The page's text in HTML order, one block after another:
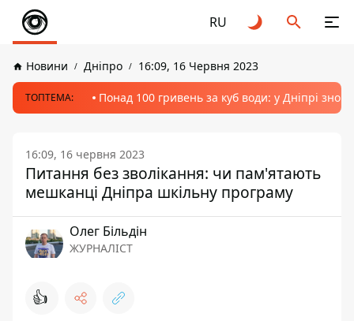
RU
Новини Дніпро 16:09, 16 Червня 2023
ТОПТЕМА: Понад 100 гривень за куб води: у Дніпрі
16:09, 16 червня 2023
Питання без зволікання: чи пам'ятають
мешканці Дніпра шкільну програму
Олег Більдін
ЖУРНАЛІСТ
👍